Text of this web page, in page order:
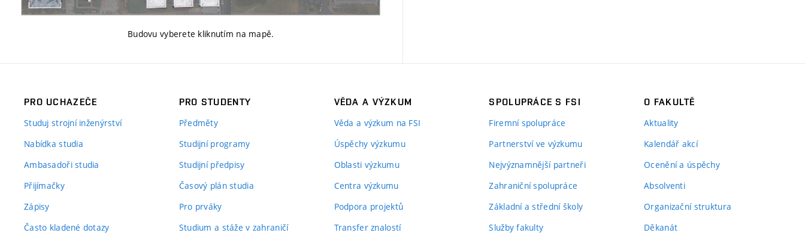
Budovu vyberete kliknutím na mapě.
PRO UCHAZEČE
Studuj strojní inženýrství
Nabídka studia
Ambasadoři studia
Přijímačky
Zápisy
Často kladené dotazy
PRO STUDENTY
Předměty
Studijní programy
Studijní předpisy
Časový plán studia
Pro prváky
Studium a stáže v zahraničí
VĚDA A VÝZKUM
Věda a výzkum na FSI
Úspěchy výzkumu
Oblasti výzkumu
Centra výzkumu
Podpora projektů
Transfer znalostí
SPOLUPRÁCE S FSI
Firemní spolupráce
Partnerství ve výzkumu
Nejvýznamnější partneři
Zahraniční spolupráce
Základní a střední školy
Služby fakulty
O FAKULTĚ
Aktuality
Kalendář akcí
Ocenění a úspěchy
Absolventi
Organizační struktura
Děkanát